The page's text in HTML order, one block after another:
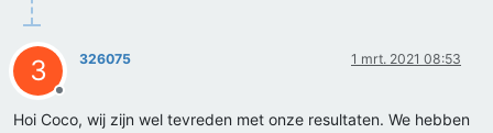
3
Offline
326075 1 mrt. 2021 08:53
Hoi Coco, wij zijn wel tevreden met onze resultaten. We hebben